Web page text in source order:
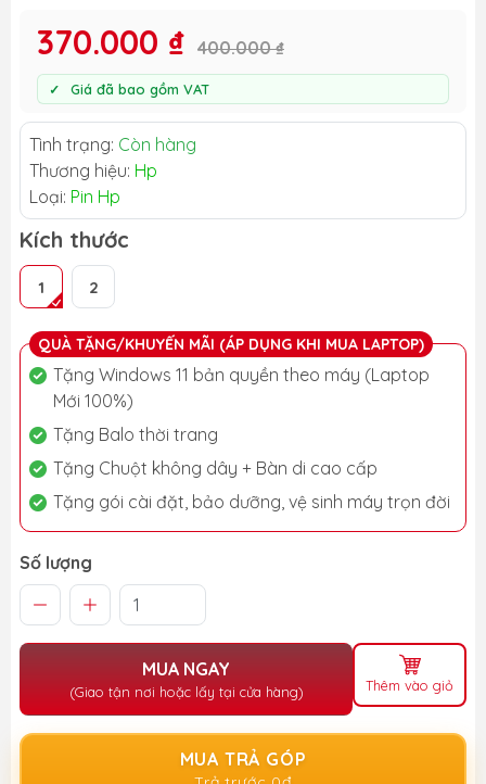
370.000 ₫ 400.000 ₫
Giá đã bao gồm VAT
Tình trạng: Còn hàng
Thương hiệu: Hp
Loại: Pin Hp
Kích thước
1 2
QUÀ TẶNG/KHUYẾN MÃI (ÁP DỤNG KHI MUA LAPTOP)
Tặng Windows 11 bản quyền theo máy (Laptop
Mới 100%)
Tặng Balo thời trang
Tặng Chuột không dây + Bàn di cao cấp
Tặng gói cài đặt, bảo dưỡng, vệ sinh máy trọn đời
Số lượng
MUA NGAY
(Giao tận nơi hoặc lấy tại cửa hàng) Thêm vào giỏ
MUA TRẢ GÓP